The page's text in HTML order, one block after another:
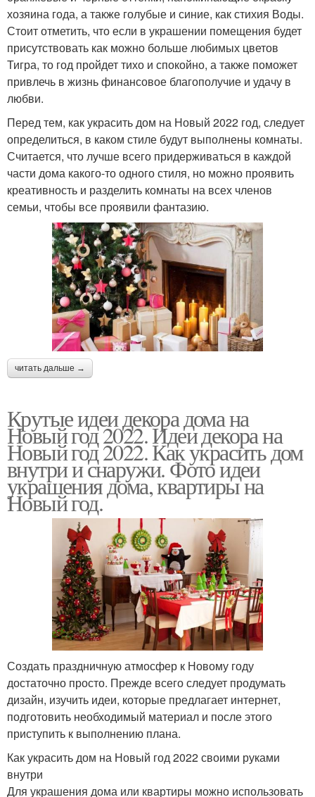
хозяина года, а также голубые и синие, как стихия Воды.
Стоит отметить, что если в украшении помещения будет
присутствовать как можно больше любимых цветов
Тигра, то год пройдет тихо и спокойно, а также поможет
привлечь в жизнь финансовое благополучие и удачу в
любви.
Перед тем, как украсить дом на Новый 2022 год, следует
определиться, в каком стиле будут выполнены комнаты.
Считается, что лучше всего придерживаться в каждой
части дома какого-то одного стиля, но можно проявить
креативность и разделить комнаты на всех членов
семьи, чтобы все проявили фантазию.
читать дальше →
Крутые идеи декора дома на
Новый год 2022. Идеи декора на
Новый год 2022. Как украсить дом
внутри и снаружи. Фото идеи
украшения дома, квартиры на
Новый год.
Создать праздничную атмосфер к Новому году
достаточно просто. Прежде всего следует продумать
дизайн, изучить идеи, которые предлагает интернет,
подготовить необходимый материал и после этого
приступить к выполнению плана.
Как украсить дом на Новый год 2022 своими руками
внутри
Для украшения дома или квартиры можно использовать